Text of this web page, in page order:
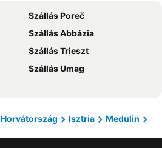
Szállás Poreč
Szállás Abbázia
Szállás Trieszt
Szállás Umag
Horvátország Isztria
Medulin